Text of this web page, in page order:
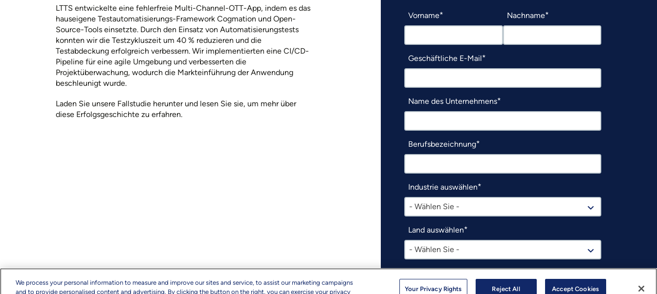
LTTS entwickelte eine fehlerfreie Multi-Channel-OTT-App, indem es das
hauseigene Testautomatisierungs-Framework Cogmation und Open-
Source-Tools einsetzte. Durch den Einsatz von Automatisierungstests
konnten wir die Testzykluszeit um 40 % reduzieren und die
Testabdeckung erfolgreich verbessern. Wir implementierten eine CI/CD-
Pipeline für eine agile Umgebung und verbesserten die
Projektüberwachung, wodurch die Markteinführung der Anwendung
beschleunigt wurde.
Laden Sie unsere Fallstudie herunter und lesen Sie sie, um mehr über
diese Erfolgsgeschichte zu erfahren.
Vorname Nachname
Geschäftliche E-Mail
Name des Unternehmens
Berufsbezeichnung
Industrie auswählen
- Wählen Sie -
Land auswählen
- Wählen Sie -
Marketingveranstaltungen usw. erhalten.
We process your personal information to measure and improve our sites and service, to assist our marketing campaigns
and to provide personalised content and advertising. By clicking the button on the right, you can exercise your privacy
Your Privacy Rights Reject All Accept Cookies